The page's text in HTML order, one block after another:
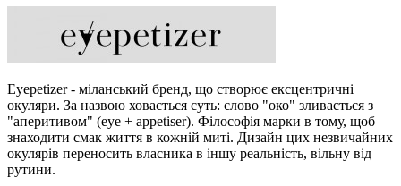
Eyepetizer - міланський бренд, що створює ексцентричні
окуляри. За назвою ховається суть: слово "око" зливається з
"аперитивом" (eye + appetiser). Філософія марки в тому, щоб
знаходити смак життя в кожній миті. Дизайн цих незвичайних
окулярів переносить власника в іншу реальність, вільну від
рутини.